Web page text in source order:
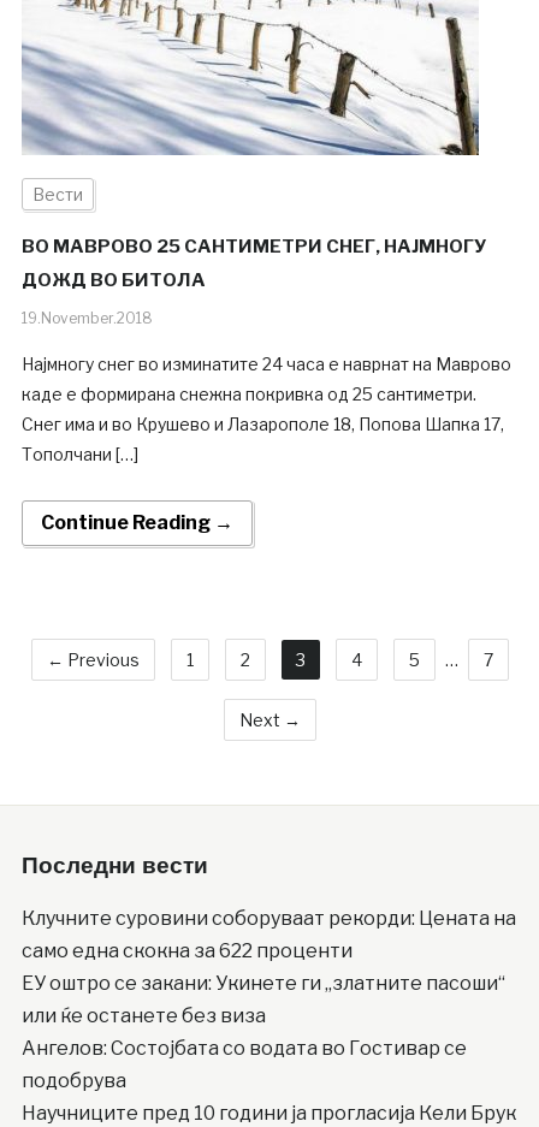
Вести
ВО МАВРОВО 25 САНТИМЕТРИ СНЕГ, НАЈМНОГУ
ДОЖД ВО БИТОЛА
19.November.2018
Најмногу снег во изминатите 24 часа е наврнат на Маврово
каде е формирана снежна покривка од 25 сантиметри.
Снег има и во Крушево и Лазарополе 18, Попова Шапка 17,
Тополчани […]
Continue Reading →
← Previous 1 2 3 4 5 … 7
Next →
Последни вести
Клучните суровини соборуваат рекорди: Цената на
само една скокна за 622 проценти
ЕУ оштро се закани: Укинете ги „златните пасоши“
или ќе останете без виза
Ангелов: Состојбата со водата во Гостивар се
подобрува
Научниците пред 10 години ја прогласија Кели Брук